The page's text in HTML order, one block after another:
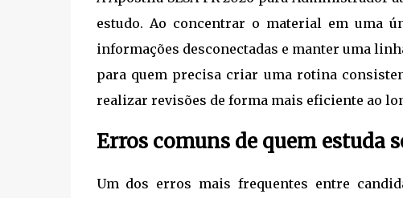
estudo. Ao concentrar o material em uma
informações desconectadas e manter uma
para quem precisa criar uma rotina
realizar revisões de forma mais eficiente ao
Erros comuns de quem estuda
Um dos erros mais frequentes entre